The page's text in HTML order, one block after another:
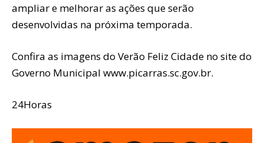
ampliar e melhorar as ações que serão
desenvolvidas na próxima temporada.
Confira as imagens do Verão Feliz Cidade no site do
Governo Municipal www.picarras.sc.gov.br.
24Horas